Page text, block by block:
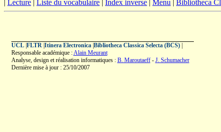
| Lecture | Liste du vocabulaire | Index inverse | Menu | Bibliotheca
UCL| FLTR| Itinera Electronica| Bibliotheca Classica Selecta (BCS)|
Responsable académique :Alain Meurant
Analyse, design et réalisation informatiques : B. Maroutaeff- J. Schumacher
Dernière mise à jour : 25/10/2007